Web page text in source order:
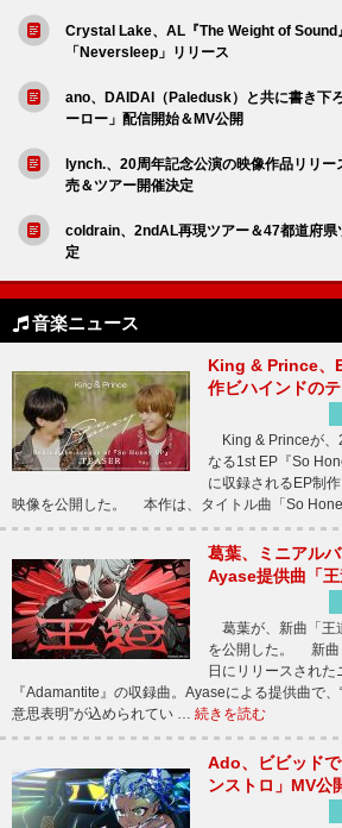
Crystal Lake、AL『The Weight of Sound
「Neversleep」リリース
ano、DAIDAI（Paledusk）と共に書き下
ーロー」配信開始＆MV公開
lynch.、20周年記念公演の映像作品リリ
売＆ツアー開催決定
coldrain、2ndAL再現ツアー＆47都道府県
定
音楽ニュース
King & Prince、
作ビハインドの
King & Princeが、
なる1st EP『So
に収録されるEP制
映像を公開した。 本作は、タイトル曲「So
葛葉、ミニアル
Ayase提供曲「
葛葉が、新曲「王
を公開した。 新曲
日にリリースされた
『Adamantite』の収録曲。Ayaseによる提供曲で
意思表明”が込められてい … 続きを読む
Ado、ビビッド
ンストロ」MV公